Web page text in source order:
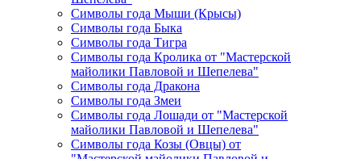
Символы года Мыши (Крысы)
Символы года Быка
Символы года Тигра
Символы года Кролика от "Мастерской
майолики Павловой и Шепелева"
Символы года Дракона
Символы года Змеи
Символы года Лошади от "Мастерской
майолики Павловой и Шепелева"
Символы года Козы (Овцы) от